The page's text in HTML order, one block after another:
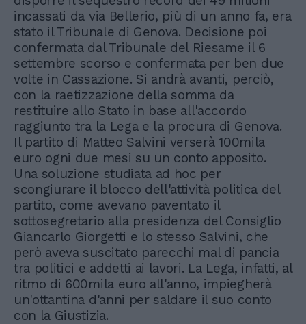
incassati da via Bellerio, più di un anno fa, era
stato il Tribunale di Genova. Decisione poi
confermata dal Tribunale del Riesame il 6
settembre scorso e confermata per ben due
volte in Cassazione. Si andrà avanti, perciò,
con la raetizzazione della somma da
restituire allo Stato in base all'accordo
raggiunto tra la Lega e la procura di Genova.
Il partito di Matteo Salvini verserà 100mila
euro ogni due mesi su un conto apposito.
Una soluzione studiata ad hoc per
scongiurare il blocco dell'attività politica del
partito, come avevano paventato il
sottosegretario alla presidenza del Consiglio
Giancarlo Giorgetti e lo stesso Salvini, che
però aveva suscitato parecchi mal di pancia
tra politici e addetti ai lavori. La Lega, infatti, al
ritmo di 600mila euro all'anno, impiegherà
un'ottantina d'anni per saldare il suo conto
con la Giustizia.